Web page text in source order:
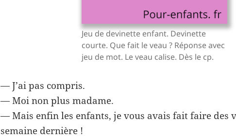
Jeu de devinette enfant. Devinette
courte. Que fait le veau ? Réponse avec
jeu de mot. Le veau calise. Dès le cp.
— J’ai pas compris.
— Moi non plus madame.
— Mais enfin les enfants, je vous avais fait faire des
semaine dernière !